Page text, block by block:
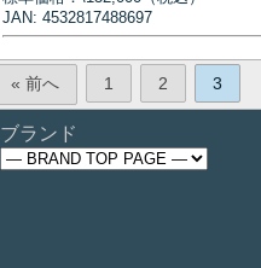
JAN: 4532817488697
« 前へ 1 2 3
ブランド